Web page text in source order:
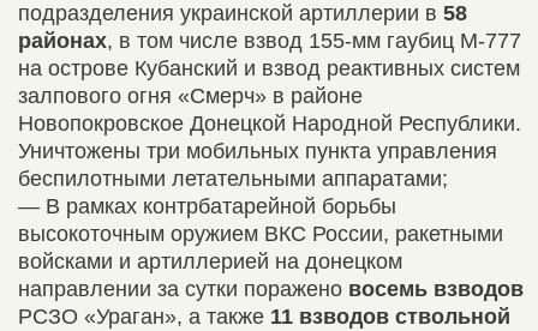
подразделения украинской артиллерии в 58
районах, в том числе взвод 155-мм гаубиц М-777
на острове Кубанский и взвод реактивных систем
залпового огня «Смерч» в районе
Новопокровское Донецкой Народной Республики.
Уничтожены три мобильных пункта управления
беспилотными летательными аппаратами;
— В рамках контрбатарейной борьбы
высокоточным оружием ВКС России, ракетными
войсками и артиллерией на донецком
направлении за сутки поражено восемь взводов
РСЗО «Ураган», а также 11 взводов ствольной